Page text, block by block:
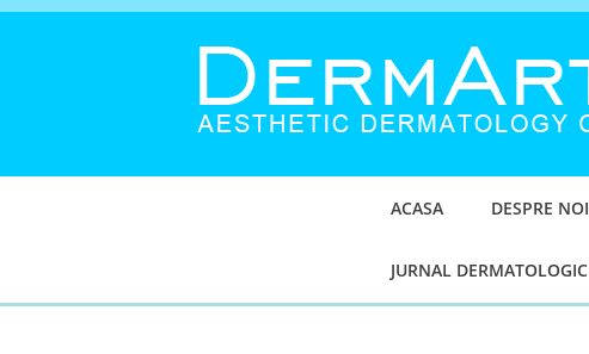
ACASA DESPRE NOI
JURNAL DERMATOLOGIC